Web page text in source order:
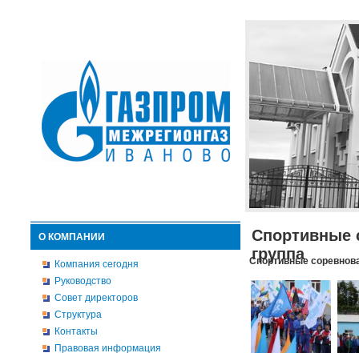
О КОМПАНИИ
Компания сегодня
Руководство
Совет директоров
Структура
Контакты
Правовая информация
Спортивные
группа
Спортивные